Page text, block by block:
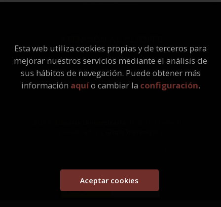
Política de Cookies
Quiénes somos
Pedidos especiales
Esta web utiliza cookies propias y de terceros para
mejorar nuestros servicios mediante el análisis de
sus hábitos de navegación. Puede obtener más
información aquío cambiar la configuración.
Aceptar cookies